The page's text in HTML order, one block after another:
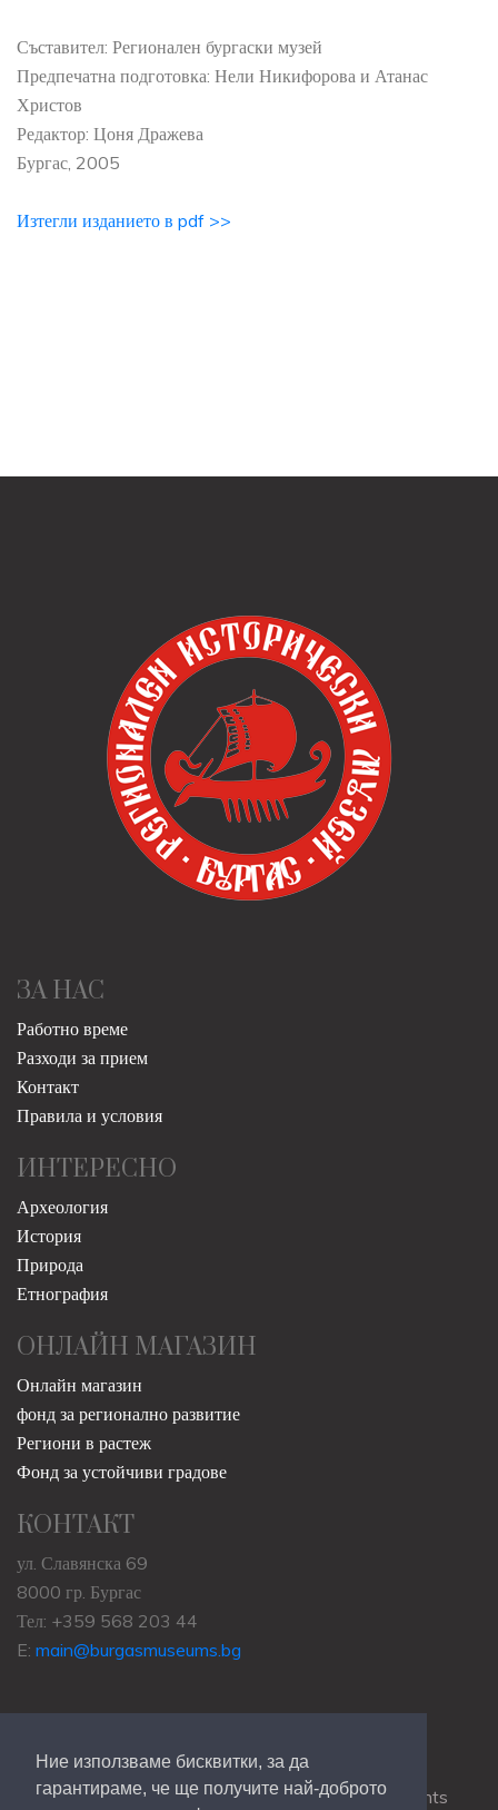
Ние използваме бисквитки, за да
гарантираме, че ще получите най-доброто
Съставител: Регионален бургаски музей
Предпечатна подготовка: Нели Никифорова и Атанас
Христов
Редактор: Цоня Дражева
Бургас, 2005
Изтегли изданието в pdf >>
ЗА НАС
Работно време
Разходи за прием
Контакт
Правила и условия
ИНТЕРЕСНО
Археология
История
Природа
Етнография
ОНЛАЙН МАГАЗИН
Онлайн магазин
фонд за регионално развитие
Региони в растеж
Фонд за устойчиви градове
КОНТАКТ
ул. Славянска 69
8000 гр. Бургас
Тел: +359 568 203 44
E: main@burgasmuseums.bg
Copyrights © 2009-2021 RHM Burgas, All Rights